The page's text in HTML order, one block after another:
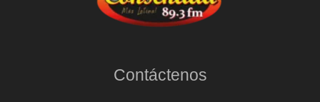
Contáctenos